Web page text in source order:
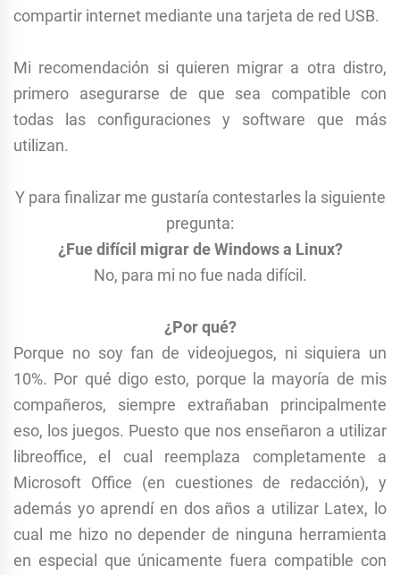
compartir internet mediante una tarjeta de red USB.
Mi recomendación si quieren migrar a otra distro,
primero asegurarse de que sea compatible con
todas las configuraciones y software que más
utilizan.
Y para finalizar me gustaría contestarles la siguiente
pregunta:
¿Fue difícil migrar de Windows a Linux?
No, para mi no fue nada difícil.
¿Por qué?
Porque no soy fan de videojuegos, ni siquiera un
10%. Por qué digo esto, porque la mayoría de mis
compañeros, siempre extrañaban principalmente
eso, los juegos. Puesto que nos enseñaron a utilizar
libreoffice, el cual reemplaza completamente a
Microsoft Office (en cuestiones de redacción), y
además yo aprendí en dos años a utilizar Latex, lo
cual me hizo no depender de ninguna herramienta
en especial que únicamente fuera compatible con